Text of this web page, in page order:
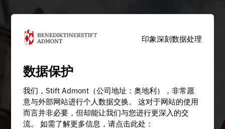
印象深刻数据处理
数据保护
我们，Stift Admont（公司地址：奥地利），非常愿
意与外部网站进行个人数据交换。 这对于网站的使用
而言并非必要，但却能让我们与您进行更深入的交
流。 如需了解更多信息，请点击此处：